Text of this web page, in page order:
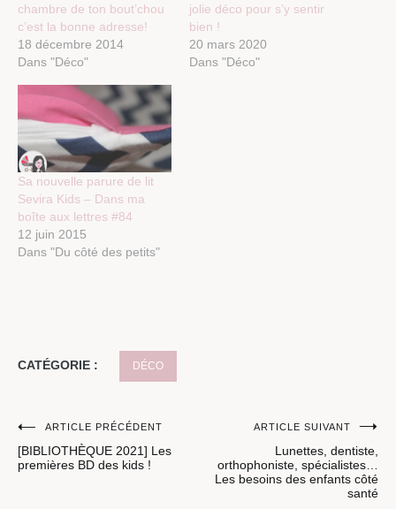
chambre de ton bout’chou
c’est la bonne adresse!
18 décembre 2014
Dans "Déco"
jolie déco pour s’y sentir
bien !
20 mars 2020
Dans "Déco"
Sa nouvelle parure de lit
Sevira Kids – Dans ma
boîte aux lettres #84
12 juin 2015
Dans "Du côté des petits"
CATÉGORIE : DÉCO
Navigation
de
ARTICLE PRÉCÉDENT
[BIBLIOTHÈQUE 2021] Les
premières BD des kids !
ARTICLE SUIVANT
Lunettes, dentiste,
orthophoniste, spécialistes…
Les besoins des enfants côté
santé